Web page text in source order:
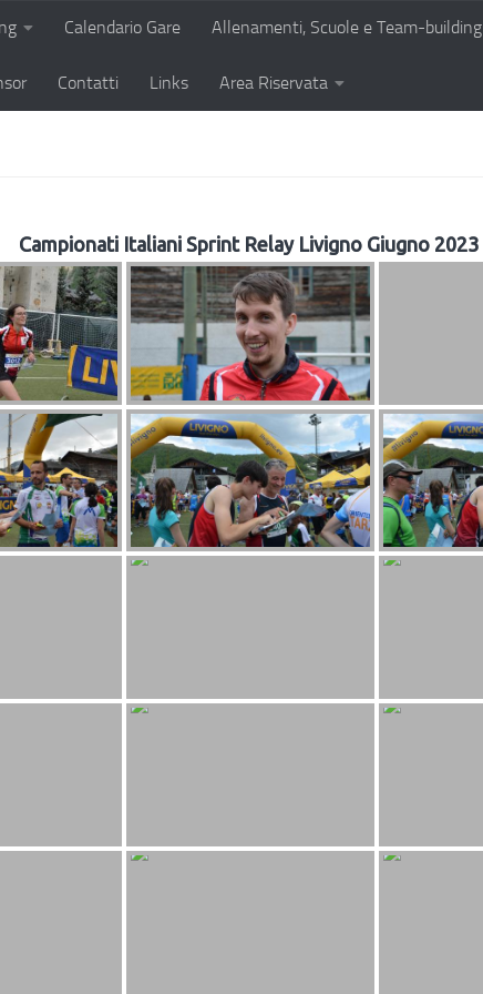
Calendario Gare Allenamenti, Scuole e Team-building
Contatti Links Area Riservata
Campionati Italiani Sprint Relay Livigno Giugno 2023